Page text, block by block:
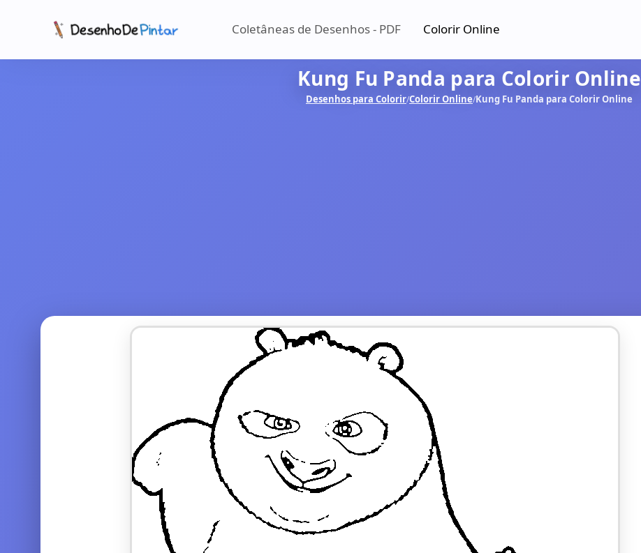
Coletâneas de Desenhos - PDF Colorir Online
Kung Fu Panda para Colorir Online
Desenhos para Colorir/Colorir Online/Kung Fu Panda para Colorir Online